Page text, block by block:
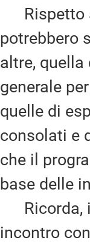
Rispetto
potrebbero
altre,
generale
quelle di
consolati e
che il
base delle
Ricorda,
incontro